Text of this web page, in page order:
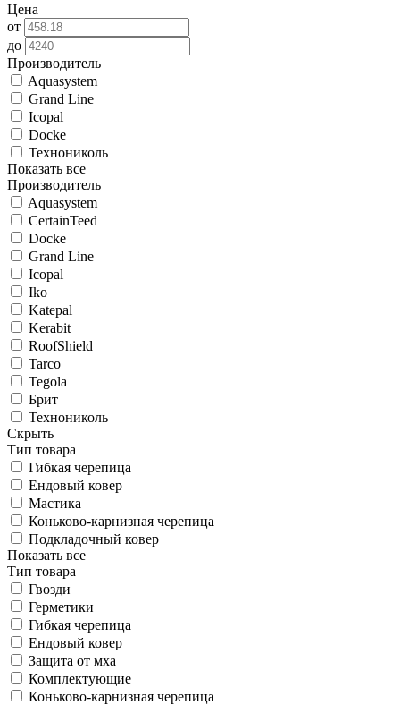
Цена
от
до
Производитель
Aquasystem
Grand Line
Icopal
Docke
Технониколь
Показать все
Производитель
Aquasystem
CertainTeed
Docke
Grand Line
Icopal
Iko
Katepal
Kerabit
RoofShield
Tarco
Tegola
Брит
Технониколь
Скрыть
Тип товара
Гибкая черепица
Ендовый ковер
Мастика
Коньково-карнизная черепица
Подкладочный ковер
Показать все
Тип товара
Гвозди
Герметики
Гибкая черепица
Ендовый ковер
Защита от мха
Комплектующие
Коньково-карнизная черепица